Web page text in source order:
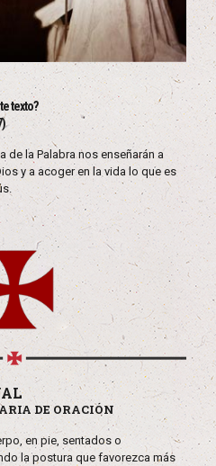
texto?
de la Palabra nos enseñarán a
y a acoger en la vida lo que es
DE ORACIÓN
en pie, sentados o
la postura que favorezca más